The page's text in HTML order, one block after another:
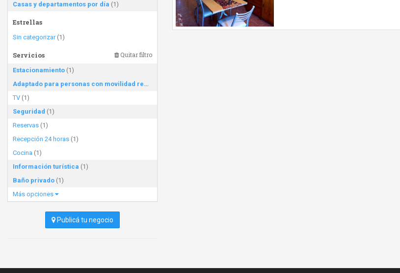
Casas y departamentos por día (1)
Estrellas
Sin categorizar(1)
Servicios Quitar filtro
Estacionamiento (1)
Adaptado para personas con movilidad reducida
TV (1)
Seguridad (1)
Reservas (1)
Recepción 24 horas (1)
Cocina (1)
Información turística (1)
Baño privado (1)
Más opciones
Publicá tu negocio